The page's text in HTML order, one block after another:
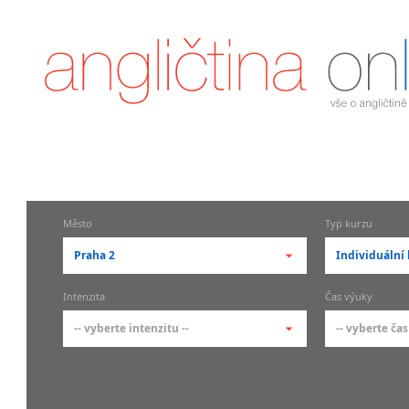
Město
Praha 2
-- vyberte město --
pražské městské části
Typ kurzu
Individuální
-- vyberte
Intenzita
-- vyberte intenzitu --
Čas výuky
-- vyberte